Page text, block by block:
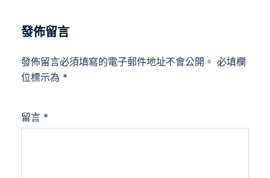
發佈留言
發佈留言必須填寫的電子郵件地址不會公開。 必填欄
位標示為 *
留言 *